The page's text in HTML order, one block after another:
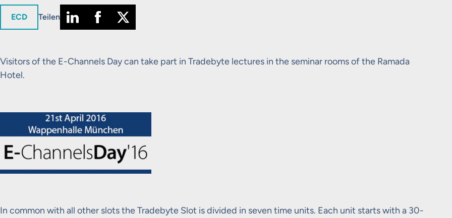
in
ECD Teilen
Visitors of the E-Channels Day can take part in Tradebyte lectures in the seminar rooms of the Ramada
Hotel.
In common with all other slots the Tradebyte Slot is divided in seven time units. Each unit starts with a 30-